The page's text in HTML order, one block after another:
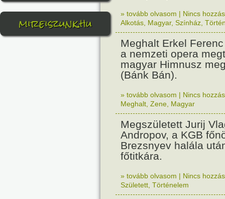
mireiszunk.hu » tovább olvasom | Nincs
Alkotás Magyar, Színház
Meghalt Erkel
a nemzeti opera
magyar Himnusz
(Bánk Bán).
» tovább olvasom | Nincs
Meghalt Zene Magyar
Megszületett Jurij
Andropov, a KGB
Brezsnyev halála
főtitkára.
» tovább olvasom | Nincs
Született Történelem